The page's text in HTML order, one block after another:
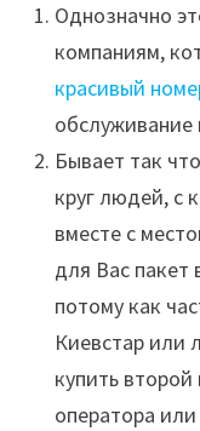
Однозначно
компаниям,
красивый
Бывает так
круг людей, с
вместе с
для Вас пакет
потому как
Киевстар или
купить
оператора